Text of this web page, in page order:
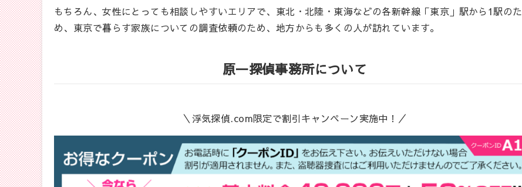
もちろん、女性にとっても相談しやすいエリアで、東北・北陸・東海などの各新幹線「東京」駅から1駅のた
め、東京で暮らす家族についての調査依頼のため、地方からも多くの人が訪れています。
原一探偵事務所について
＼浮気探偵.com限定で割引キャンペーン実施中！／